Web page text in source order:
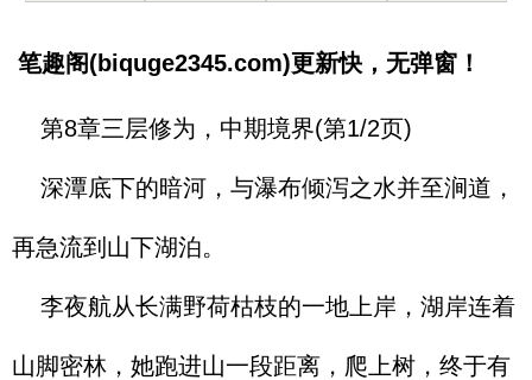
笔趣阁(biquge2345.com)更新快，无弹窗！
第8章三层修为，中期境界(第1/2页)
深潭底下的暗河，与瀑布倾泻之水并至涧道，
再急流到山下湖泊。
李夜航从长满野荷枯枝的一地上岸，湖岸连着
山脚密林，她跑进山一段距离，爬上树，终于有